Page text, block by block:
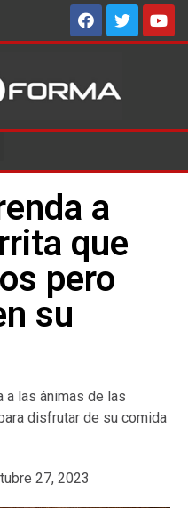
a
que
pero
su
a las ánimas de las
disfrutar de su comida
27, 2023